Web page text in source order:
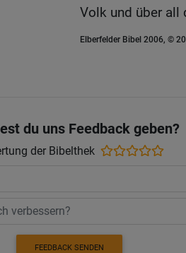
Volk und über all
Elberfelder Bibel 2006, ©
du uns Feedback geben?
der Bibelthek
FEEDBACK SENDEN